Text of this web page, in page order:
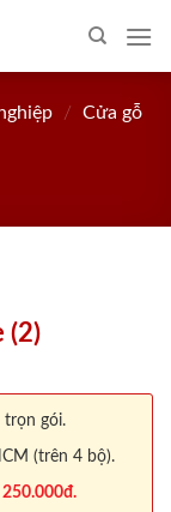
/
Cửa gỗ
(2)
trọn gói.
(trên 4 bộ).
250.000đ.